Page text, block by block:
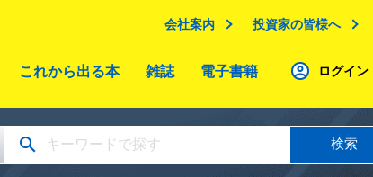
会社案内 投資家の皆様へ
これから出る本 雑誌 電子書籍 ログイン
検索